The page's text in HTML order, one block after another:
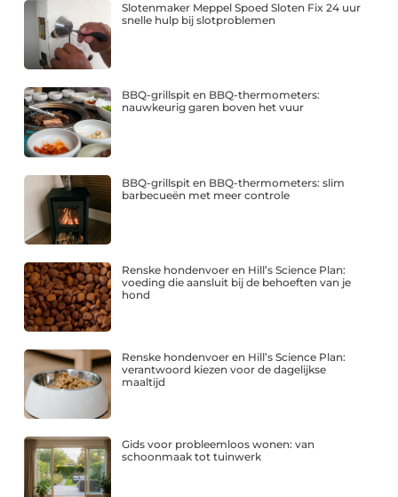
Slotenmaker Meppel Spoed Sloten Fix 24 uur
snelle hulp bij slotproblemen
BBQ-grillspit en BBQ-thermometers:
nauwkeurig garen boven het vuur
BBQ-grillspit en BBQ-thermometers: slim
barbecueën met meer controle
Renske hondenvoer en Hill’s Science Plan:
voeding die aansluit bij de behoeften van je
hond
Renske hondenvoer en Hill’s Science Plan:
verantwoord kiezen voor de dagelijkse
maaltijd
Gids voor probleemloos wonen: van
schoonmaak tot tuinwerk